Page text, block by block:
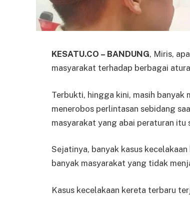
KESATU.CO – BANDUNG, Miris,
masyarakat terhadap berbagai
Terbukti, hingga kini, masih banyak
menerobos perlintasan sebidang
masyarakat yang abai peraturan
Sejatinya, banyak kasus
banyak masyarakat yang tidak
Kasus kecelakaan kereta terbaru